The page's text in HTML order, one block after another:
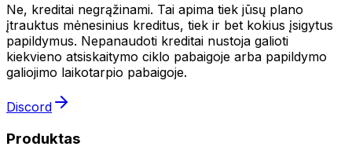
Ne, kreditai negrąžinami. Tai apima tiek jūsų plano
įtrauktus mėnesinius kreditus, tiek ir bet kokius įsigytus
papildymus. Nepanaudoti kreditai nustoja galioti
kiekvieno atsiskaitymo ciklo pabaigoje arba papildymo
galiojimo laikotarpio pabaigoje.
Discord
Produktas